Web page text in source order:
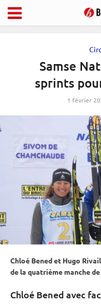
Samse
sprints
1 février
Chloé Bened et Hugo
de la quatrième manche
Chloé Bened avec